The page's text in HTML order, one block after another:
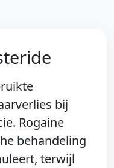
bij
Rogaine
behandeling
terwijl